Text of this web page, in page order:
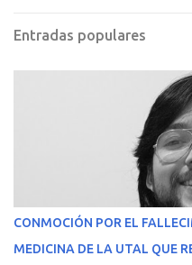
Entradas populares
CONMOCIÓN POR EL
MEDICINA DE LA UTAL QUE